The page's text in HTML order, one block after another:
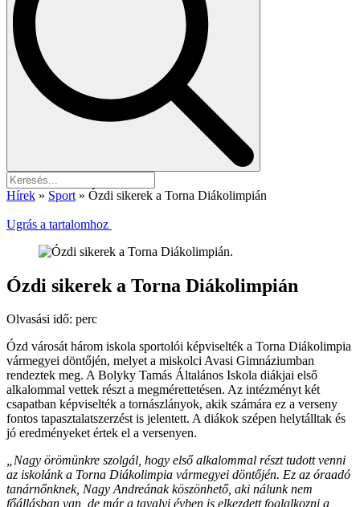
Hírek » Sport » Ózdi sikerek a Torna Diákolimpián
Ugrás a tartalomhoz
Ózdi sikerek a Torna Diákolimpián
Olvasási idő: perc
Ózd városát három iskola sportolói képviselték a Torna Diákolimpia
vármegyei döntőjén, melyet a miskolci Avasi Gimnáziumban
rendeztek meg. A Bolyky Tamás Általános Iskola diákjai első
alkalommal vettek részt a megmérettetésen. Az intézményt két
csapatban képviselték a tornászlányok, akik számára ez a verseny
fontos tapasztalatszerzést is jelentett. A diákok szépen helytálltak és
jó eredményeket értek el a versenyen.
„Nagy örömünkre szolgál, hogy első alkalommal részt tudott venni
az iskolánk a Torna Diákolimpia vármegyei döntőjén. Ez az óraadó
tanárnőnknek, Nagy Andreának köszönhető, aki nálunk nem
főállásban van, de már a tavalyi évben is elkezdett foglalkozni a